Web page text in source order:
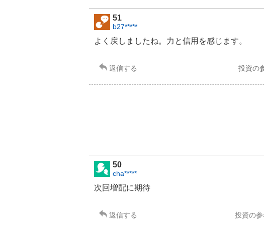
51
b27*****
よく戻しましたね。力と信用を感じます。
返信する 投資の
50
cha*****
次回増配に期待
返信する 投資の